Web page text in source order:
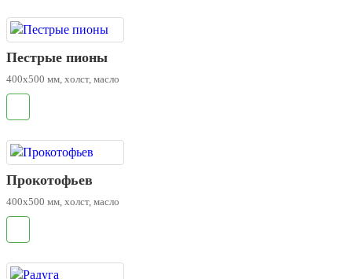
Пестрые пионы
400х500 мм, холст, масло
Прокотофьев
400х500 мм, холст, масло